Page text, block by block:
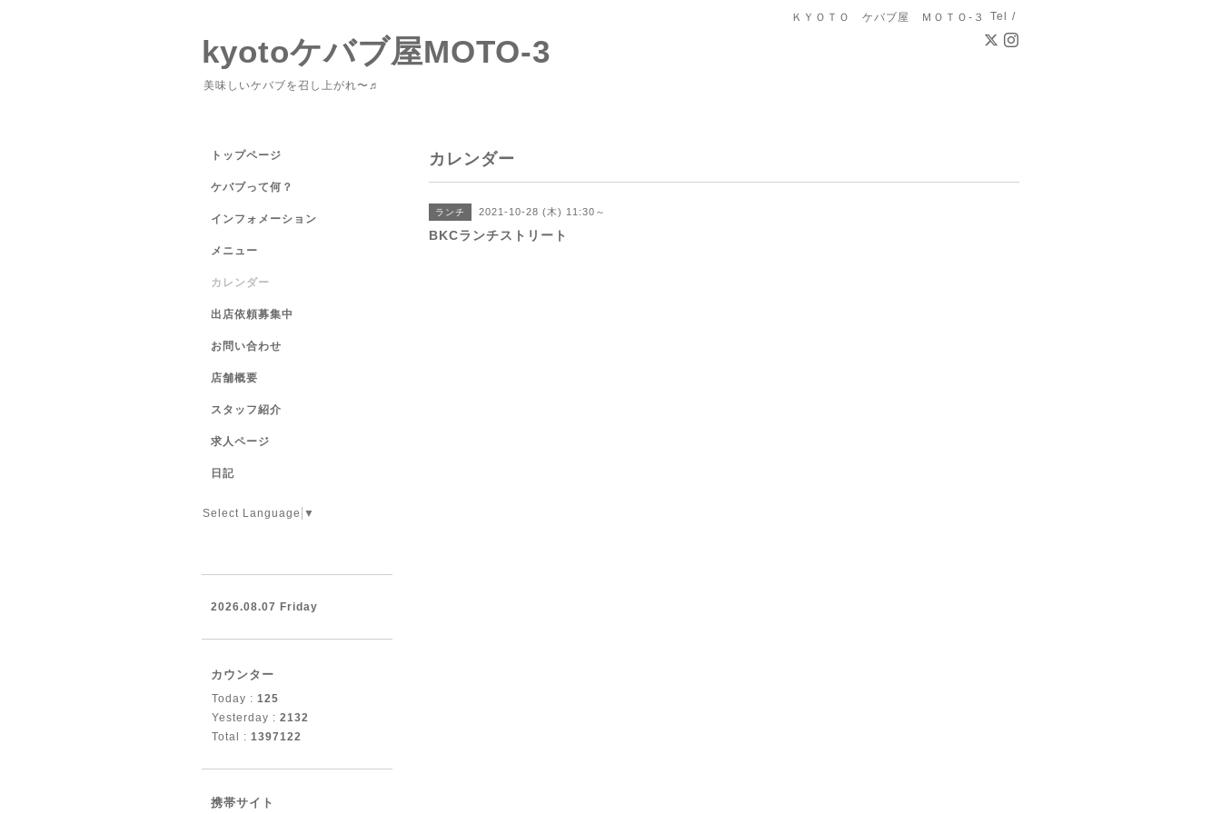
ＫＹＯＴＯ ケバブ屋 ＭＯＴＯ-３ Tel /
kyotoケバブ屋MOTO-3
美味しいケバブを召し上がれ〜♬
カレンダー
ランチ 2021-10-28 (木) 11:30～
BKCランチストリート
トップページ
ケバブって何？
インフォメーション
メニュー
カレンダー
出店依頼募集中
お問い合わせ
店舗概要
スタッフ紹介
求人ページ
日記
Select Language ▼
2026.08.07 Friday
カウンター
Today : 125
Yesterday : 2132
Total : 1397122
携帯サイト